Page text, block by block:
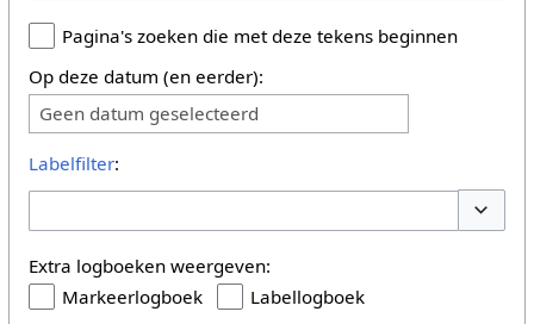
Pagina's zoeken die met deze tekens beginnen
Op deze datum (en eerder):
Geen datum geselecteerd
Labelfilter:
Extra logboeken weergeven:
Markeerlogboek
Labellogboek